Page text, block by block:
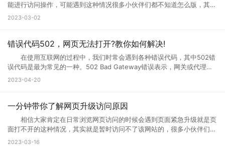
能进行访问操作，可能遇到这种情况很多小伙伴们都不知道怎么版，其实
互联网网页在正常使用过程中是不会出现这种问题的。那么如果遇到页面
问页面，就是用户们正在访问的网页正在进行升级，暂时不可能进行访问
等操作，一般来说互联网的网页使用过程中会出现各种问题的，网页建设
者们会通过升级访问提升网页的流畅度，让大家后续访问过程中更加顺
畅。这样上网就不会太卡了。 页面访问界面升级通知怎么设置出现页
面访问升级通知中，可以首先打开这个永久访问页面，然后点击升级按
钮，点击升级以后，网络就会自动的升级的，如果手机不会自动升级的
话，就点击手动升级，大概等五分钟之后它就会自动的升级了。重复多
次，通过以上方式就可以打开需要访问的页面。 页面访问升级出
错? 有几个情况会导致这个现象出现： 1.你的网速过慢，网页代
码没有完全下载就运行了，导致不完整，当然就错误了。请刷新。 2.
网页设计错误，导致部分代码不能执行。请下载最新的遨游浏览器。
2023-03-02
错误代码502，网页无法打开?教你如何解决!
在使用互联网的过程中，我们时常会遇到各种错误代码，其中502错
误代码是最为常见的一种。502 Bad Gateway错误表示，网关或代理服
务无法将请求发送到上游服务器。那么，错误代码502是什么意思?错误
到的响应无效或不完整。通常，这种情况发生在文件太大或处理速度太慢
的高流量网站上。例如，当您访问一个具有高流量的网站时，您的请求将
被发送到它的代理服务器。如果代理服务器在尝试访问网站时无法从上游
服务器获取完整的响应，则会生成502错误代码。 502错误代码通常
是由代理服务器、网关或负载均衡器等设备导致的，而不是由您的计算机
2023-04-20
一分钟带你了解网页升级访问原因
相信大家肯定在日常浏览网页访问的时候会遇到页面紧急升级就是页
面打不开的这种情况，其实就是暂时访问不了该网站的，很多小伙伴们搞
不清楚网页升级访问是什么意思，也不知道网页升级访问原因?其实这种
2023-03-16